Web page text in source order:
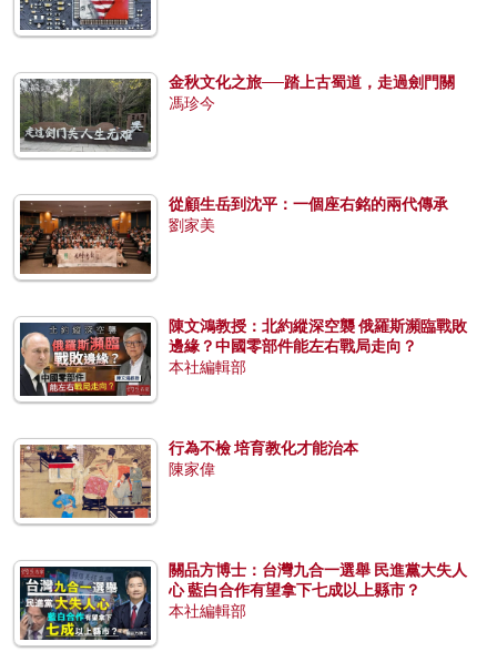
金秋文化之旅──踏上古蜀道，走過劍門關
馮珍今
從顧生岳到沈平：一個座右銘的兩代傳承
劉家美
陳文鴻教授：北約縱深空襲 俄羅斯瀕臨戰敗
邊緣？中國零部件能左右戰局走向？
本社編輯部
行為不檢 培育教化才能治本
陳家偉
關品方博士：台灣九合一選舉 民進黨大失人
心 藍白合作有望拿下七成以上縣市？
本社編輯部